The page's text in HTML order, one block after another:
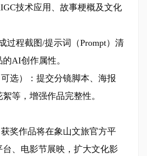
技术应用、故事梗概及文化
过程截图/提示词（Prompt）清
AI创作属性。
选）：提交分镜脚本、海报
等，增强作品完整性。
奖作品将在象山文旅官方平
台、电影节展映，扩大文化影